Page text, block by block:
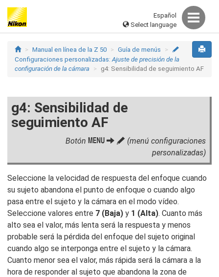
Español
Select language
Manual en línea de la Z 50 Guía de menús A
Configuraciones personalizadas:Ajuste de precisión de la
configuración de la cámara
g4: Sensibilidad de seguimiento AF
g4: Sensibilidad de
seguimiento AF
Botón G A (menú configuraciones
personalizadas)
Seleccione la velocidad de respuesta del enfoque cuando
su sujeto abandona el punto de enfoque o cuando algo
pasa entre el sujeto y la cámara en el modo vídeo.
Seleccione valores entre 7 (Baja) y 1 (Alta). Cuanto más
alto sea el valor, más lenta será la respuesta y menos
probable será la pérdida del enfoque del sujeto original
cuando algo se interponga entre el sujeto y la cámara.
Cuanto menor sea el valor, más rápida será la cámara a la
hora de responder al sujeto que abandona la zona de